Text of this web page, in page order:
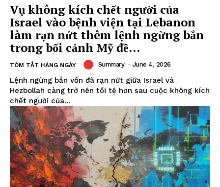
Vụ không kích chết người của
Israel vào bệnh viện tại Lebanon
làm rạn nứt thêm lệnh ngừng bắn
trong bối cảnh Mỹ đề...
TÓM TẮT HÀNG NGÀY Summary - June 4, 2026
Lệnh ngừng bắn vốn đã rạn nứt giữa Israel và
Hezbollah càng trở nên tồi tệ hơn sau cuộc không kích
chết người của...